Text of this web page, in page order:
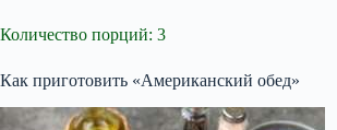
Количество порций: 3
Как приготовить «Американский обед»